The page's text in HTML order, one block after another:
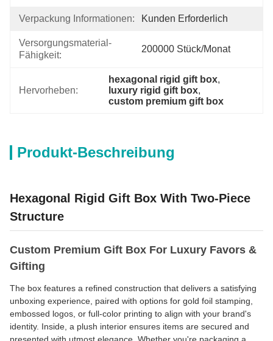
Verpackung Informationen: Kunden Erforderlich
Versorgungsmaterial-
Fähigkeit:
200000 Stück/Monat
Hervorheben:
hexagonal rigid gift box,
luxury rigid gift box,
custom premium gift box
Produkt-Beschreibung
Hexagonal Rigid Gift Box With Two-Piece
Structure
Custom Premium Gift Box For Luxury Favors &
Gifting
The box features a refined construction that delivers a satisfying
unboxing experience, paired with options for gold foil stamping,
embossed logos, or full-color printing to align with your brand's
identity. Inside, a plush interior ensures items are secured and